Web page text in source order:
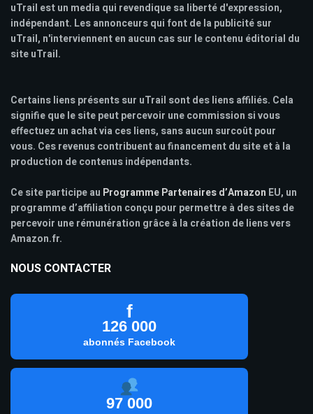
uTrail est un media qui revendique sa liberté d'expression,
indépendant. Les annonceurs qui font de la publicité sur
uTrail, n'interviennent en aucun cas sur le contenu éditorial du
site uTrail.
Certains liens présents sur uTrail sont des liens affiliés. Cela
signifie que le site peut percevoir une commission si vous
effectuez un achat via ces liens, sans aucun surcoût pour
vous. Ces revenus contribuent au financement du site et à la
production de contenus indépendants.
Ce site participe au Programme Partenaires d’Amazon EU, un
programme d’affiliation conçu pour permettre à des sites de
percevoir une rémunération grâce à la création de liens vers
Amazon.fr.
NOUS CONTACTER
f
126 000
abonnés Facebook
97 000